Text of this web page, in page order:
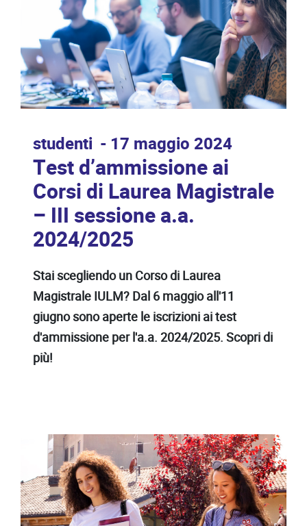
studenti 17 maggio 2024
Test d’ammissione ai
Corsi di Laurea Magistrale
– III sessione a.a.
2024/2025
Stai scegliendo un Corso di Laurea
Magistrale IULM? Dal 6 maggio all'11
giugnosono aperte le iscrizioni ai test
d'ammissione per l'a.a. 2024/2025. Scopri di
più!